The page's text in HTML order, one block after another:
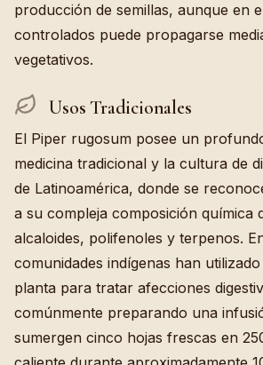
producción de semillas, aunque en
controlados puede propagarse
vegetativos.
Usos Tradicionales
El Piper rugosum posee un
medicina tradicional y la cultura de
de Latinoamérica, donde se
a su compleja composición química
alcaloides, polifenoles y terpenos.
comunidades indígenas han
planta para tratar afecciones
comúnmente preparando una
sumergen cinco hojas frescas en